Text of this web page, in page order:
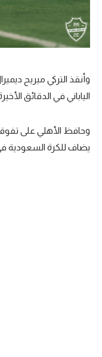
وأنقذ التركي ميريح
الياباني في الدقائق
وحافظ الأهلي على تفوقه
يضاف للكرة السعودية